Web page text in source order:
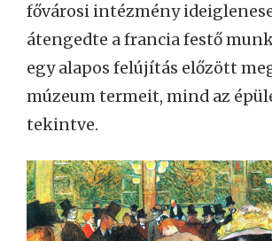
fővárosi intézmény
átengedte a francia festő
egy alapos felújítás előzött
múzeum termeit, mind az
tekintve.